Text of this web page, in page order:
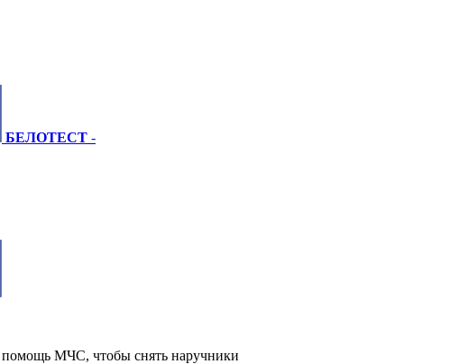
БЕЛОТЕСТ -
МЧС, чтобы снять наручники